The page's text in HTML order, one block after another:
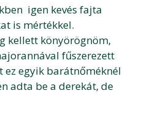
igen kevés fajta
is mértékkel.
kellett könyörögnöm,
fűszerezett
egyik barátnőméknél
adta be a derekát, de